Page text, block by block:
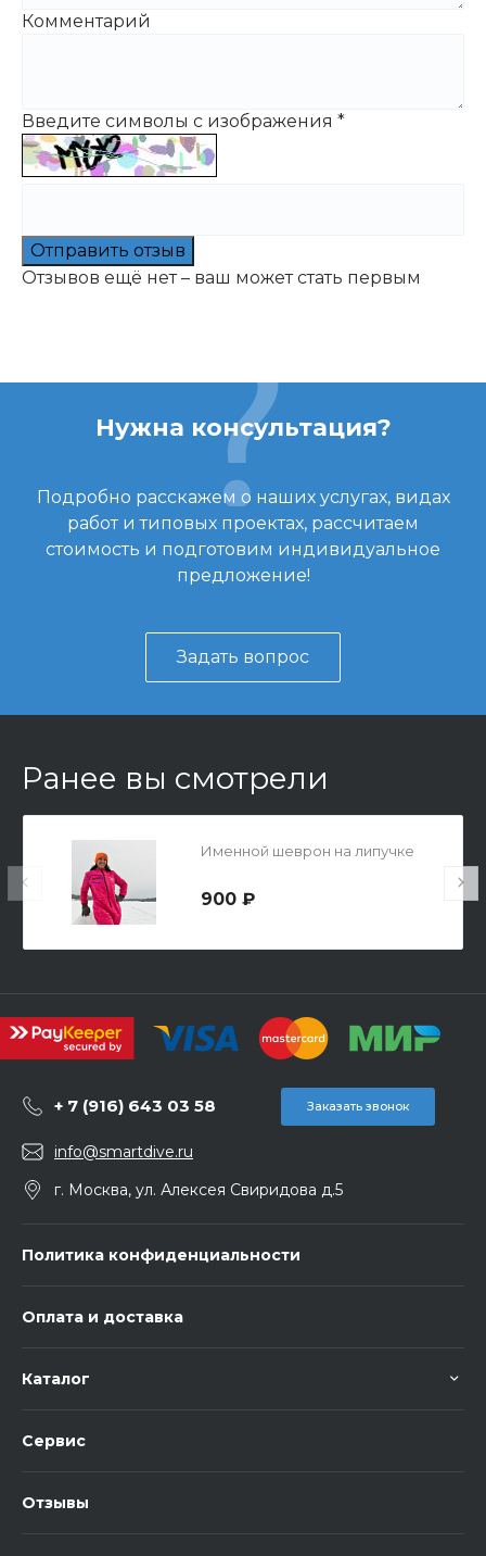
Комментарий
Введите символы с изображения *
Отправить отзыв
Отзывов ещё нет – ваш может стать первым
Нужна консультация?
Подробно расскажем о наших услугах, видах
работ и типовых проектах, рассчитаем
стоимость и подготовим индивидуальное
предложение!
Задать вопрос
Ранее вы смотрели
Именной шеврон на липучке
900 ₽
+ 7 (916) 643 03 58 Заказать звонок
info@smartdive.ru
г. Москва, ул. Алексея Свиридова д.5
Политика конфиденциальности
Оплата и доставка
Каталог
Сервис
Отзывы